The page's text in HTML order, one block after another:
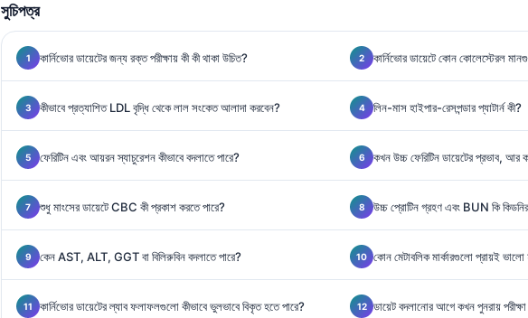
সুচিপত্র
কার্নিভোর ডায়েটের জন্য রক্ত পরীক্ষায় কী কী থাকা উচিত? কার্নিভোর ডায়েটে কোন কোলেস্টেরল
কীভাবে প্রত্যাশিত LDL বৃদ্ধি থেকে লাল সংকেত আলাদা করবেন? লিন-মাস হাইপার-রেসপন্ডার প্যাটার্ন কী?
ফেরিটিন এবং আয়রন স্যাচুরেশন কীভাবে বদলাতে পারে? কখন উচ্চ ফেরিটিন ডায়েটের প্রভাব,
শুধু মাংসের ডায়েটে CBC কী প্রকাশ করতে পারে? উচ্চ প্রোটিন গ্রহণ এবং BUN কি
কেন AST, ALT, GGT বা বিলিরুবিন বদলাতে পারে? কোন মেটাবলিক মার্কারগুলো প্রায়ই ভালো
কার্নিভোর ডায়েটের ল্যাব ফলাফলগুলো কীভাবে ভুলভাবে বিকৃত হতে পারে? ডায়েট বদলানোর আগে কখন পুনরায়